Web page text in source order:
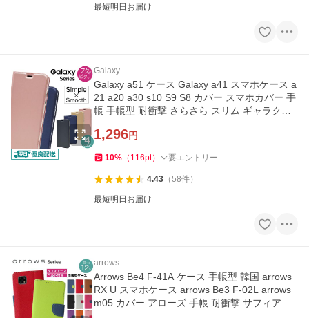
最短明日お届け
Galaxy
Galaxy a51 ケース Galaxy a41 スマホケース a
21 a20 a30 s10 S9 S8 カバー スマホカバー 手
帳 手帳型 耐衝撃 さらさら スリム ギャラクシ
1,296円
10% （ 116pt） 要エントリー
4.43（58件）
最短明日お届け
arrows
Arrows Be4 F-41A ケース 手帳型 韓国 arrows
RX U スマホケース arrows Be3 F-02L arrows
m05 カバー アローズ 手帳 耐衝撃 サフィアー